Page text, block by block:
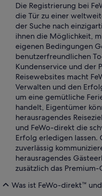
Die Registrierung bei
die Tür zu einer
der Suche nach
ihnen die Möglichkeit,
eigenen Bedingungen
benutzerfreundlichen
Kundenservice und der
Reisewebsites macht
Verwalten und den
um eine gemütliche
handelt, Eigentümer
herausragendes
und FeWo-direkt die
Erfolg erledigen lassen.
zuverlässig
herausragendes
zusätzlich das
Was ist FeWo-direkt™